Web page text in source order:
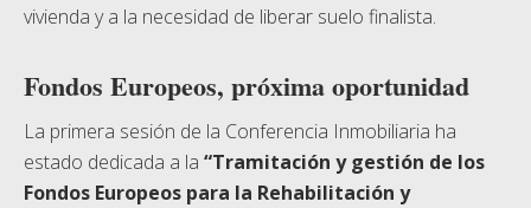
vivienda y a la necesidad de liberar suelo finalista.
Fondos Europeos, próxima oportunidad
La primera sesión de la Conferencia Inmobiliaria ha
estado dedicada a la “Tramitación y gestión de los
Fondos Europeos para la Rehabilitación y